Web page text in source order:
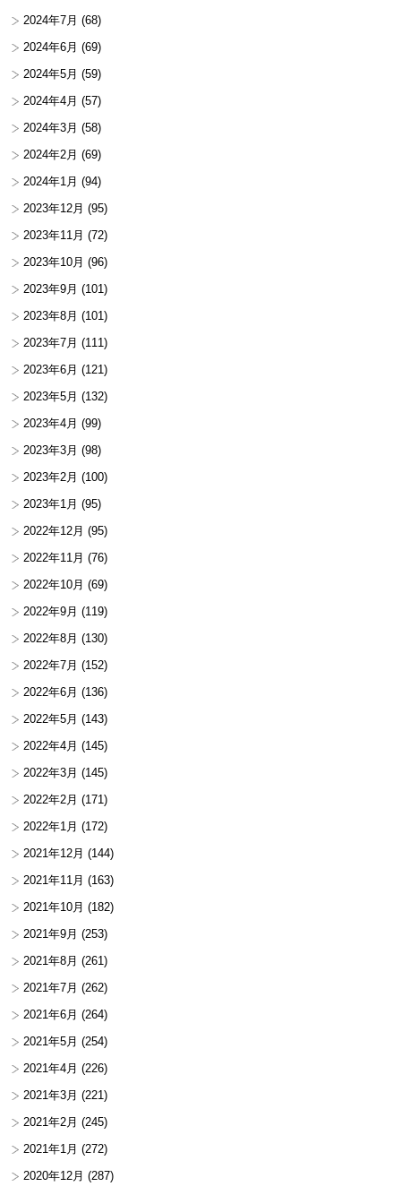
2024年7月 (68)
2024年6月 (69)
2024年5月 (59)
2024年4月 (57)
2024年3月 (58)
2024年2月 (69)
2024年1月 (94)
2023年12月 (95)
2023年11月 (72)
2023年10月 (96)
2023年9月 (101)
2023年8月 (101)
2023年7月 (111)
2023年6月 (121)
2023年5月 (132)
2023年4月 (99)
2023年3月 (98)
2023年2月 (100)
2023年1月 (95)
2022年12月 (95)
2022年11月 (76)
2022年10月 (69)
2022年9月 (119)
2022年8月 (130)
2022年7月 (152)
2022年6月 (136)
2022年5月 (143)
2022年4月 (145)
2022年3月 (145)
2022年2月 (171)
2022年1月 (172)
2021年12月 (144)
2021年11月 (163)
2021年10月 (182)
2021年9月 (253)
2021年8月 (261)
2021年7月 (262)
2021年6月 (264)
2021年5月 (254)
2021年4月 (226)
2021年3月 (221)
2021年2月 (245)
2021年1月 (272)
2020年12月 (287)